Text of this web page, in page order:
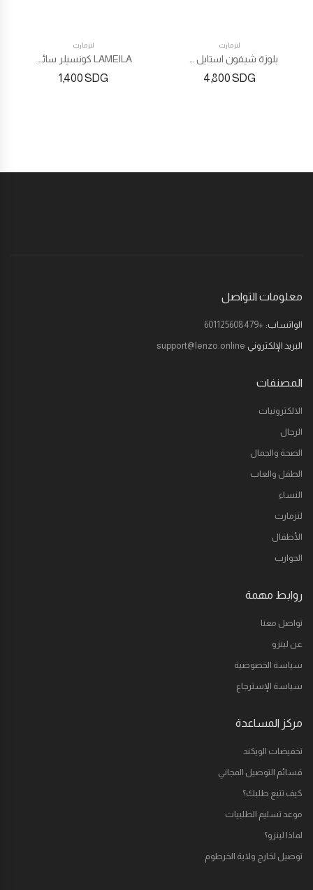
لنزمارت
4,800SDG
لنزمارت
1,400SDG
معلومات التواصل
الواتساب: +601125608479
البريد الإلكتروني support@lenzo.online
المصنفات
الالكترونيات
الرجال
الصحة والجمال
الطفل والعاب
النساء
لنزمارت
الأطفال
الجوارب
روابط مهمة
تواصل معنا
عن لينزو
سياسة الخصوصية
سياسة الإسترجاع
مركز المساعدة
تخفيضات الويكند
قسائم التوصيل المجاني
كيف تتبع طلبك؟
موعد تسليم الطلبيات
لماذا لينزو؟
توصيل لخارج ولاية الخرطوم